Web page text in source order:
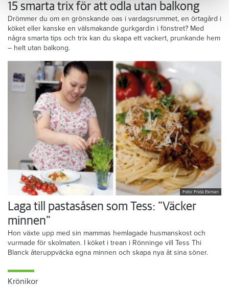
15 smarta trix för att odla utan balkong
Drömmer du om en grönskande oas i vardagsrummet, en örtagård i
köket eller kanske en välsmakande gurkgardin i fönstret? Med
några smarta tips och trix kan du skapa ett vackert, prunkande hem
– helt utan balkong.
Foto: Frida Ekman
Laga till pastasåsen som Tess: ”Väcker
minnen”
Hon växte upp med sin mammas hemlagade husmanskost och
vurmade för skolmaten. I köket i trean i Rönninge vill Tess Thi
Blanck återuppväcka egna minnen och skapa nya åt sina söner.
Krönikor